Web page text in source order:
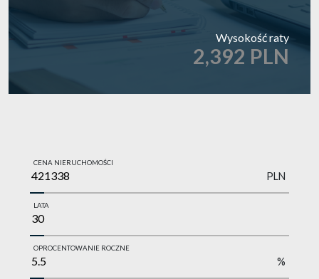
Wysokość raty
2,392 PLN
CENA NIERUCHOMOŚCI
PLN
LATA
OPROCENTOWANIE ROCZNE
%